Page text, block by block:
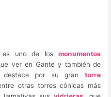
uno de los monumentos
ver en Gante y también de
destaca por su gran torre
otras torres cónicas más